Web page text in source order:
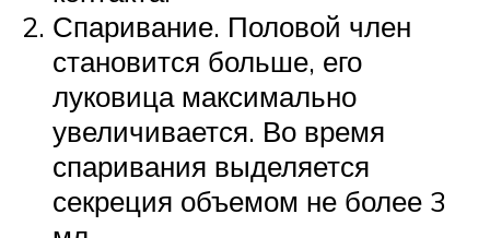
Спаривание. Половой член
становится больше, его
луковица максимально
увеличивается. Во время
спаривания выделяется
секреция объемом не более 3